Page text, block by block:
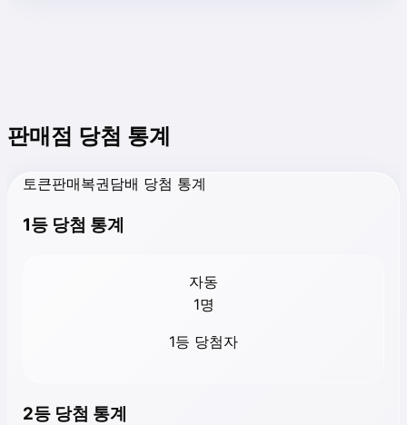
판매점 당첨 통계
토큰판매복권담배 당첨 통계
1등 당첨 통계
자동
1명
1등 당첨자
2등 당첨 통계